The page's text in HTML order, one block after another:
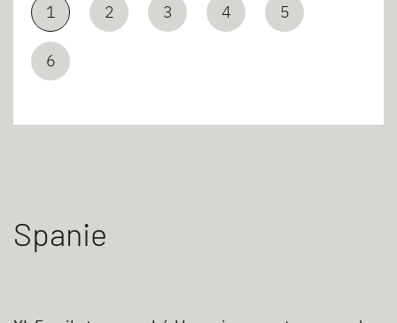
1 2 3 4 5
6
Spanie